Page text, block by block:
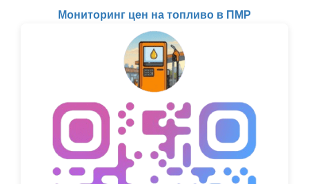
Мониторинг цен на топливо в ПМР